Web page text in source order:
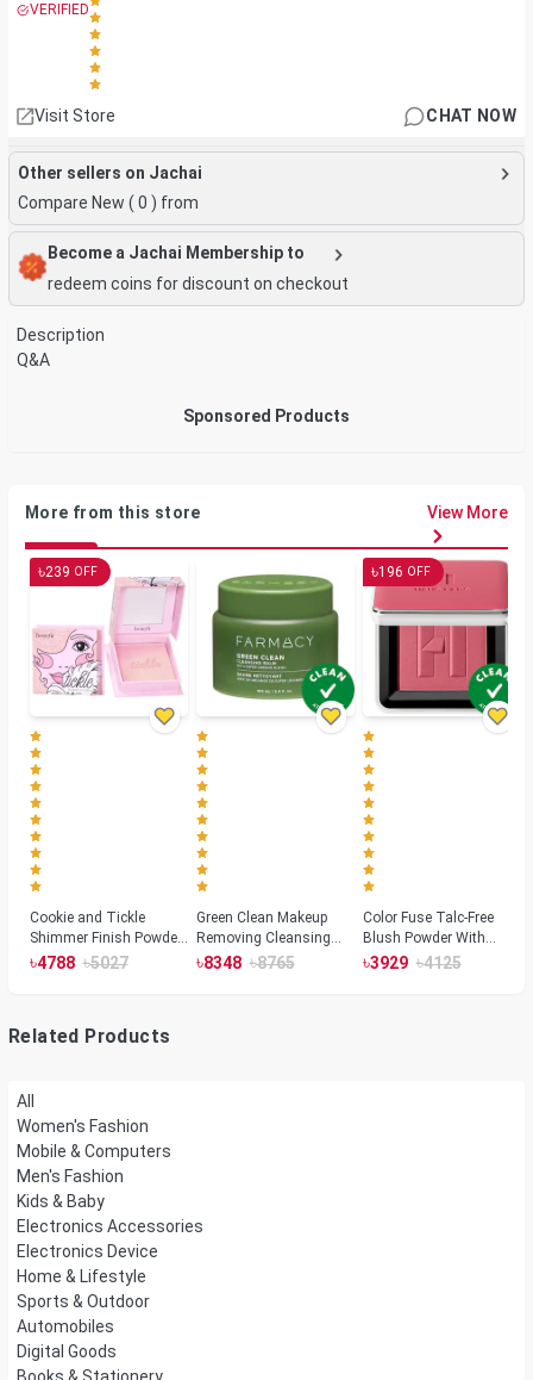
VERIFIED
Visit Store CHAT NOW
Other sellers on Jachai
Compare New ( 0 ) from
Become a Jachai Membership to
redeem coins for discount on checkout
Description
Q&A
Sponsored Products
More from this store View More
৳239 OFF
Cookie and Tickle
Shimmer Finish Powder
Highlighters
৳4788 ৳5027
Green Clean Makeup
Removing Cleansing
Balm
৳8348 ৳8765
৳196 OFF
Color Fuse Talc-Free
Blush Powder With
Fermented Arnica
৳3929 ৳4125
Related Products
All
Women's Fashion
Mobile & Computers
Men's Fashion
Kids & Baby
Electronics Accessories
Electronics Device
Home & Lifestyle
Sports & Outdoor
Automobiles
Digital Goods